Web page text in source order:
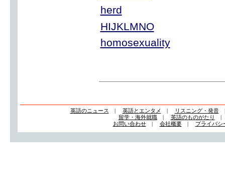
herd
HIJKLMNO
homosexuality
英語のニュース | 英語とエンタメ | リスニング・発音
留学・海外就職| 英語のものがたり
お問い合わせ| 会社概要| プライバシ